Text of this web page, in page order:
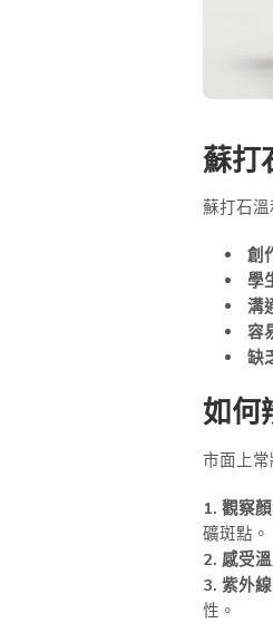
蘇打
蘇打石
創
學
溝
容
缺
如何
市面上
1. 觀察
礦斑點。
2. 感受溫
3. 紫外
性。